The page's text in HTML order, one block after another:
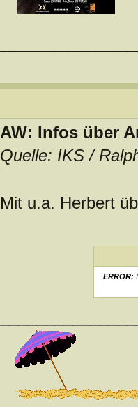
AW: Infos über
Quelle: IKS /
Mit u.a. Herbert
ERROR: